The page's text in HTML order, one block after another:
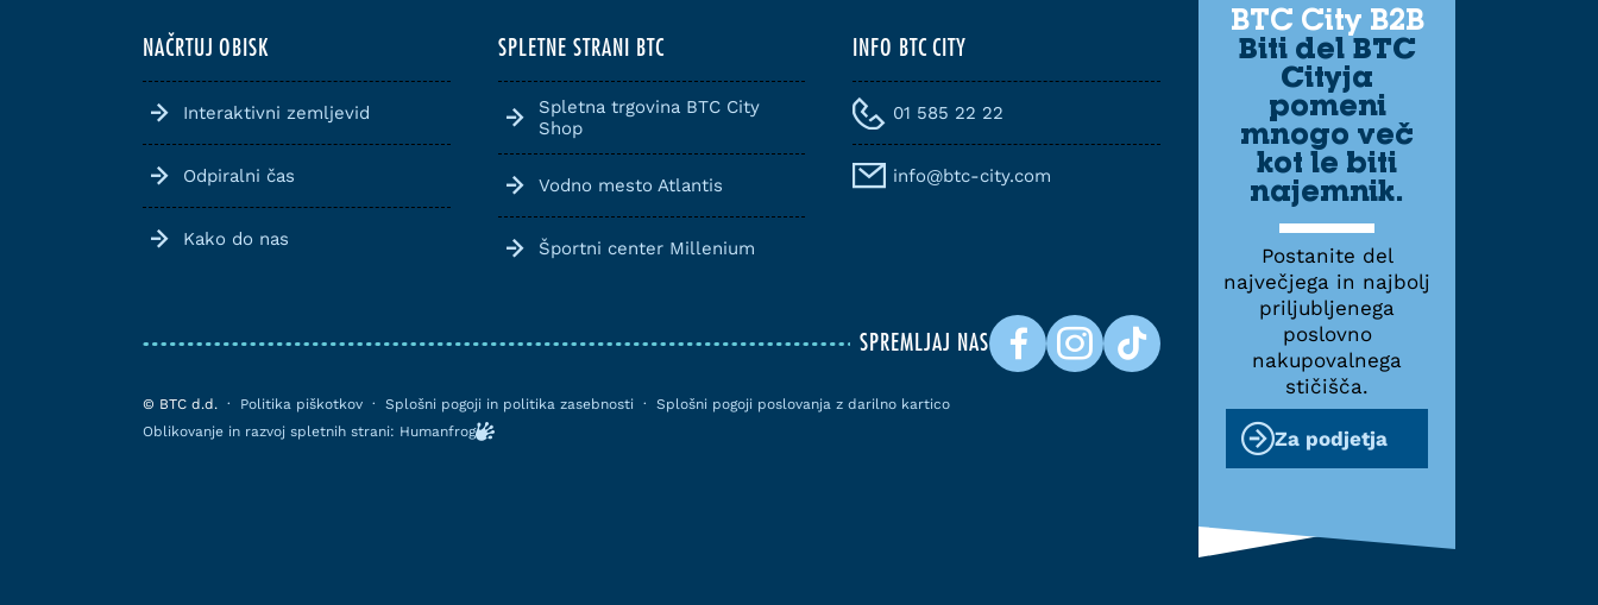
NAČRTUJ OBISK
Interaktivni zemljevid
Odpiralni čas
Kako do nas
SPLETNE STRANI BTC
Spletna trgovina BTC City
Shop
Vodno mesto Atlantis
Športni center Millenium
INFO BTC CITY
01 585 22 22
info@btc-city.com
SPREMLJAJ NAS
© BTC d.d. · Politika piškotkov · Splošni pogoji in politika zasebnosti ·
Splošni pogoji poslovanja z darilno kartico
Oblikovanje in razvoj spletnih strani: Humanfrog
BTC City B2B
Biti del BTC
Cityja
pomeni
mnogo več
kot le biti
najemnik.
Postanite del
največjega in najbolj
priljubljenega
poslovno
nakupovalnega
stičišča.
Za podjetja